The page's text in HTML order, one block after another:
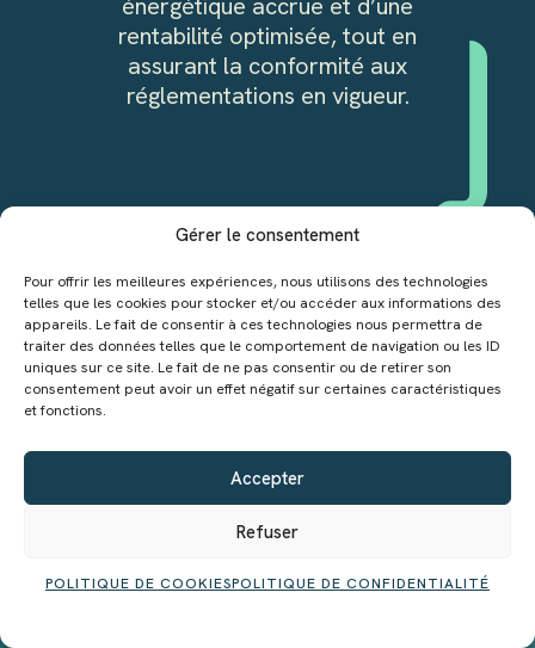
Gérer le consentement
Pour offrir les meilleures expériences, nous utilisons des technologies
telles que les cookies pour stocker et/ou accéder aux informations des
appareils. Le fait de consentir à ces technologies nous permettra de
traiter des données telles que le comportement de navigation ou les ID
uniques sur ce site. Le fait de ne pas consentir ou de retirer son
consentement peut avoir un effet négatif sur certaines caractéristiques
et fonctions.
Accepter
Refuser
POLITIQUE DE COOKIESPOLITIQUE DE CONFIDENTIALITÉ
énergétique accrue et d’une
rentabilité optimisée, tout en
assurant la conformité aux
réglementations en vigueur.
NOTRE ENGAGEMENT
La ventilation est un
enjeu clé pour la